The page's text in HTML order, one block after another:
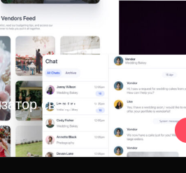
свадеб в